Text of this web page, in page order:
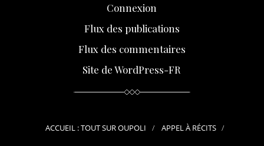
Connexion
Flux des publications
Flux des commentaires
Site de WordPress-FR
ACCUEIL : TOUT SUR OUPOLI APPEL À RÉCITS